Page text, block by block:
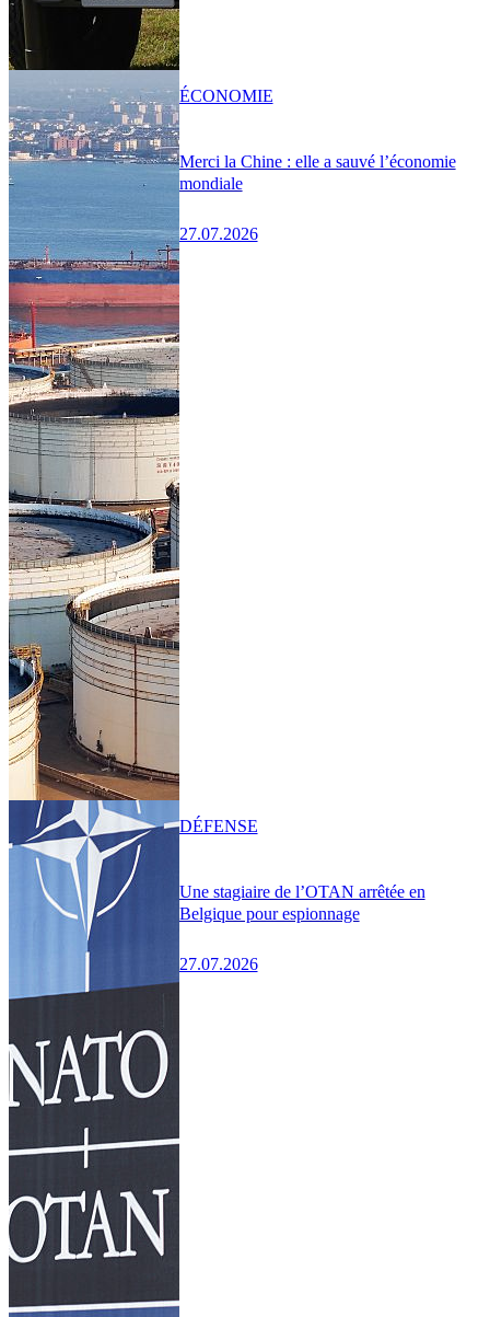
Merci la Chine : elle a sauvé l’économie
mondiale
27.07.2026
ÉCONOMIE
Une stagiaire de l’OTAN arrêtée en
Belgique pour espionnage
27.07.2026
DÉFENSE